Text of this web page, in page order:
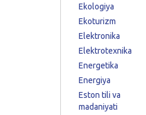
Ekologiya
Ekoturizm
Elektronika
Elektrotexnika
Energetika
Energiya
Eston tili va
madaniyati